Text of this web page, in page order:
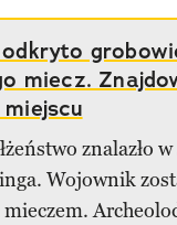
miecz.
znalazło
Wojownik